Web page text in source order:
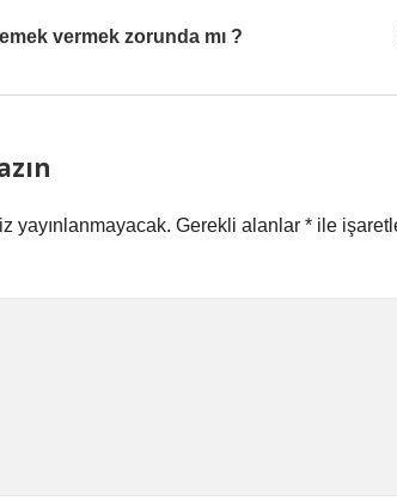
vermek zorunda mı ?
yayınlanmayacak. Gerekli alanlar * ile